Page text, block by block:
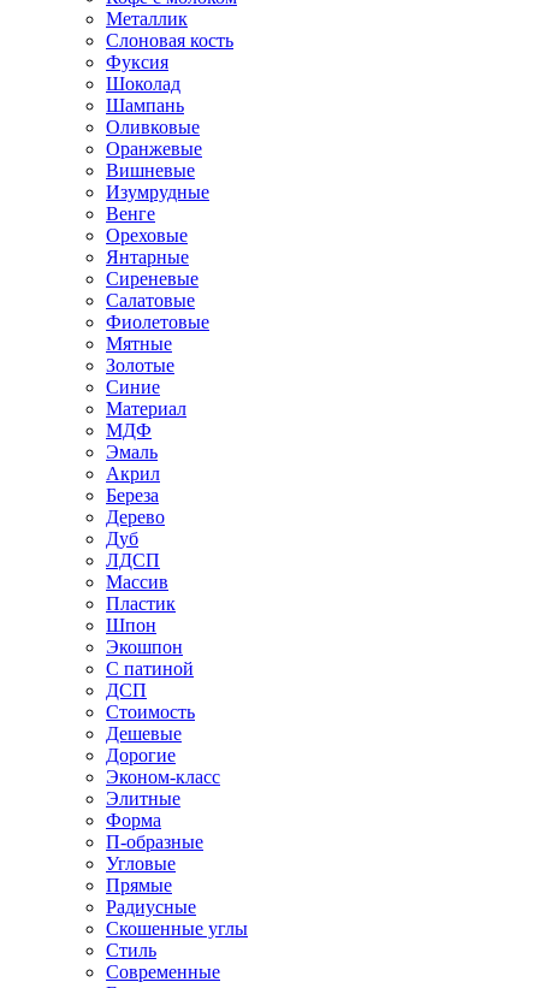
Металлик
Слоновая кость
Фуксия
Шоколад
Шампань
Оливковые
Оранжевые
Вишневые
Изумрудные
Венге
Ореховые
Янтарные
Сиреневые
Салатовые
Фиолетовые
Мятные
Золотые
Синие
Материал
МДФ
Эмаль
Акрил
Береза
Дерево
Дуб
ЛДСП
Массив
Пластик
Шпон
Экошпон
С патиной
ДСП
Стоимость
Дешевые
Дорогие
Эконом-класс
Элитные
Форма
П-образные
Угловые
Прямые
Радиусные
Скошенные углы
Стиль
Современные